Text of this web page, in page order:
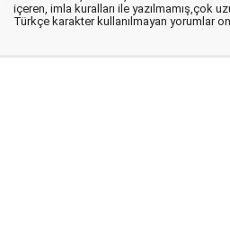
içeren, imla kuralları ile yazılmamış,çok
Türkçe karakter kullanılmayan yorumlar